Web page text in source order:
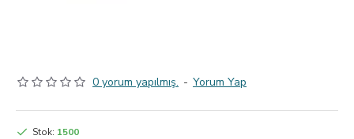
0 yorum yapılmış. - Yorum Yap
Stok: 1500